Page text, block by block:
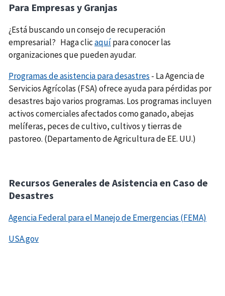
Para Empresas y Granjas
¿Está buscando un consejo de recuperación
empresarial? Haga clicaquípara conocer las
organizaciones que pueden ayudar.
Programas de asistencia para desastres - La Agencia de
Servicios Agrícolas (FSA) ofrece ayuda para pérdidas por
desastres bajo varios programas. Los programas incluyen
activos comerciales afectados como ganado, abejas
melíferas, peces de cultivo, cultivos y tierras de
pastoreo. (Departamento de Agricultura de EE. UU.)
Recursos Generales de Asistencia en Caso de
Desastres
Agencia Federal para el Manejo de Emergencias (FEMA)
USA.gov